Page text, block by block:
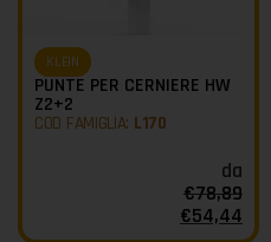
KLEIN
PUNTE PER CERNIERE HW
Z2+2
COD FAMIGLIA: L170
da
€78,89
€54,44